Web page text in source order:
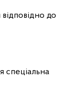
до
спеціальна